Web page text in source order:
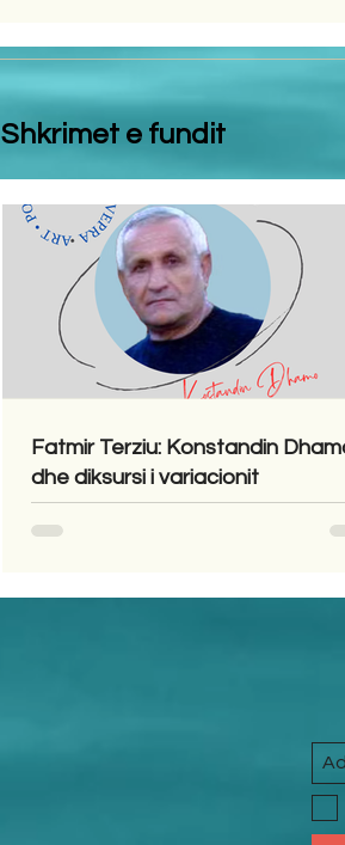
Shkrimet e fundit
Fatmir Terziu: Konstandin
dhe diksursi i variacionit